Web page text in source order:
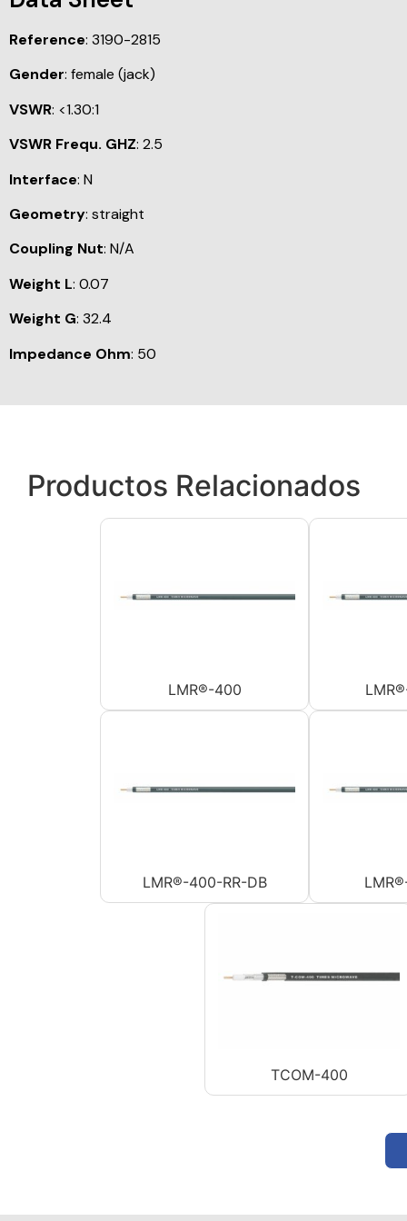
Reference: 3190-2815
Gender: female (jack)
VSWR: <1.30:1
VSWR Frequ. GHZ: 2.5
Interface: N
Geometry: straight
Coupling Nut: N/A
Weight L: 0.07
Weight G: 32.4
Impedance Ohm: 50
Productos Relacionados
LMR®-400
LMR®-400-RR-DB
TCOM-400